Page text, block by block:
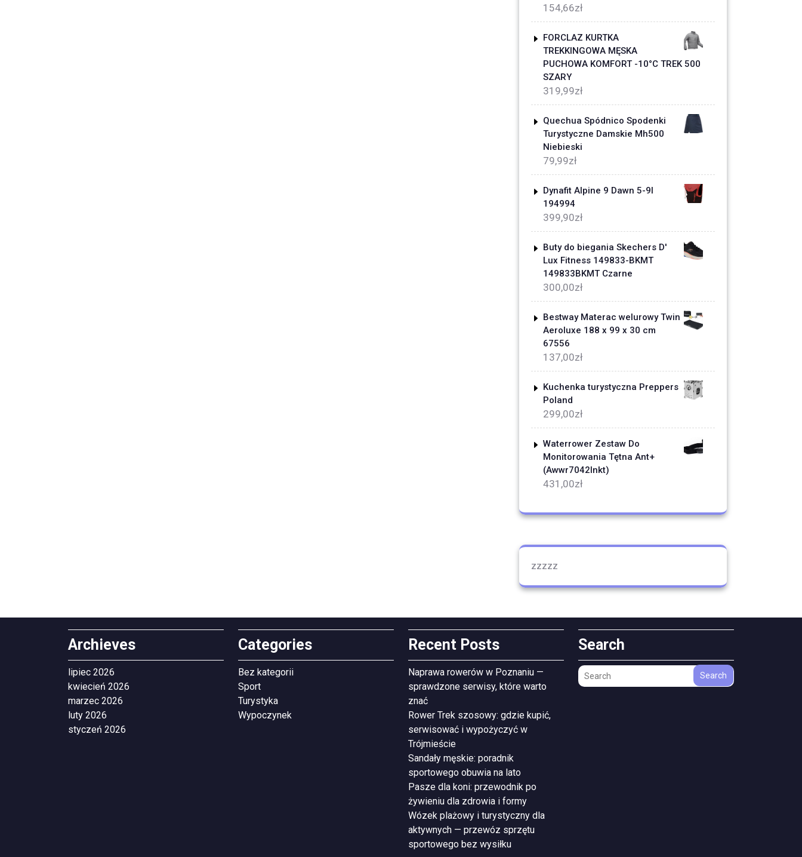
154,66zł
FORCLAZ KURTKA
TREKKINGOWA MĘSKA
PUCHOWA KOMFORT -10°C TREK 500
SZARY
319,99zł
Quechua Spódnico Spodenki
Turystyczne Damskie Mh500
Niebieski
79,99zł
Dynafit Alpine 9 Dawn 5-9l
194994
399,90zł
Buty do biegania Skechers D'
Lux Fitness 149833-BKMT
149833BKMT Czarne
300,00zł
Bestway Materac welurowy Twin
Aeroluxe 188 x 99 x 30 cm
67556
137,00zł
Kuchenka turystyczna Preppers
Poland
299,00zł
Waterrower Zestaw Do
Monitorowania Tętna Ant+
(Awwr7042Inkt)
431,00zł
zzzzz
Archieves
lipiec 2026
kwiecień 2026
marzec 2026
luty 2026
styczeń 2026
Categories
Bez kategorii
Sport
Turystyka
Wypoczynek
Recent Posts
Naprawa rowerów w Poznaniu —
sprawdzone serwisy, które warto
znać
Rower Trek szosowy: gdzie kupić,
serwisować i wypożyczyć w
Trójmieście
Sandały męskie: poradnik
sportowego obuwia na lato
Pasze dla koni: przewodnik po
żywieniu dla zdrowia i formy
Wózek plażowy i turystyczny dla
aktywnych — przewóz sprzętu
sportowego bez wysiłku
Search
Search